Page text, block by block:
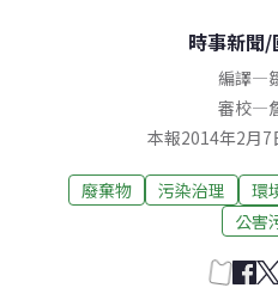
時事新聞/
編譯—
審校—
本報2014年2月7
廢棄物 污染治理 環
公害